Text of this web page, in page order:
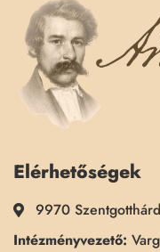
Elérhetőségek
9970
Intézményvezető: